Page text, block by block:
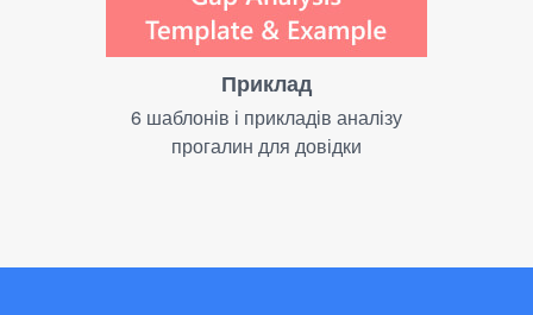
Приклад
6 шаблонів і прикладів аналізу
прогалин для довідки